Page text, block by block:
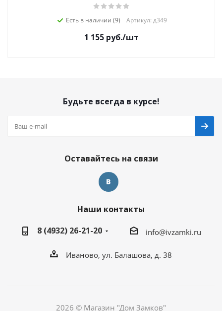
Есть в наличии (9) Артикул: д349
1 155 руб./шт
Будьте всегда в курсе!
Оставайтесь на связи
Наши контакты
8 (4932) 26-21-20
info@ivzamki.ru
Иваново, ул. Балашова, д. 38
2026 © Магазин "Дом Замков"